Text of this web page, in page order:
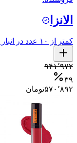
الانزا
کمتر از ۱۰ عدد در انبار باقی مانده
۹۴۱٬۹۷۲
۳۹
۵۷۰٬۸۹۲تومان